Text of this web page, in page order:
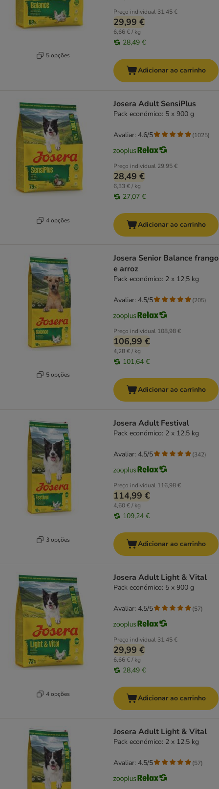
5 opções
Preço individual 31,45 €
29,99 €
6,66 € / kg
28,49 €
Adicionar ao carrinho
4 opções
Josera Adult SensiPlus
Pack económico: 5 x 900 g
Preço individual 29,95 €
28,49 €
6,33 € / kg
27,07 €
Avaliar: 4.6/5 (1025)
Adicionar ao carrinho
5 opções
Josera Senior Balance frango
e arroz
Pack económico: 2 x 12,5 kg
Preço individual 108,98 €
106,99 €
4,28 € / kg
101,64 €
Avaliar: 4.5/5 (205)
Adicionar ao carrinho
3 opções
Josera Adult Festival
Pack económico: 2 x 12,5 kg
Preço individual 116,98 €
114,99 €
4,60 € / kg
109,24 €
Avaliar: 4.5/5 (342)
Adicionar ao carrinho
4 opções
Josera Adult Light & Vital
Pack económico: 5 x 900 g
Preço individual 31,45 €
29,99 €
6,66 € / kg
28,49 €
Avaliar: 4.5/5 (57)
Adicionar ao carrinho
Josera Adult Light & Vital
Pack económico: 2 x 12,5 kg
Avaliar: 4.5/5 (57)